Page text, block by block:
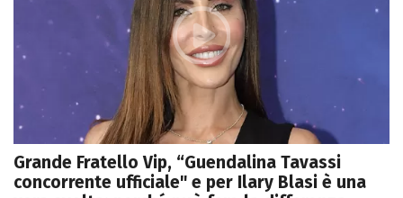
Grande Fratello Vip, “Guendalina Tavassi
concorrente ufficiale" e per Ilary Blasi è una